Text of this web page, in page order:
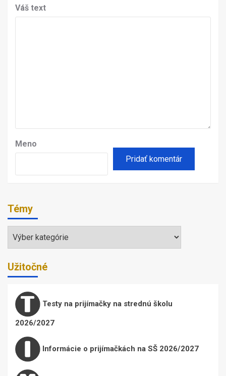
Váš text
Meno
Témy
Témy
Užitočné
Testy na prijímačky na strednú školu
2026/2027
Informácie o prijímačkách na SŠ 2026/2027